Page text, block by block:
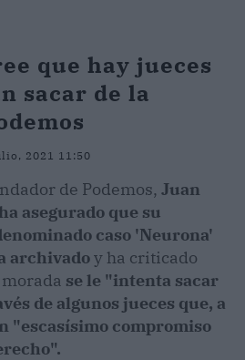
que hay jueces
sacar de la
2021 11:50
de Podemos, Juan
asegurado que su
caso 'Neurona'
archivadoy ha criticado
se le "intenta sacar
de algunos jueces que, a
"escasísimo compromiso